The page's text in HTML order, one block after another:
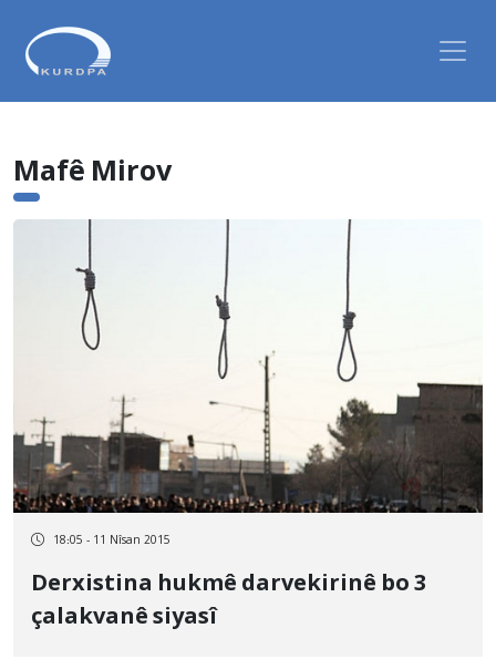
Mafê Mirov
18:05 - 11 Nîsan 2015
Derxistina hukmê darvekirinê bo 3
çalakvanê siyasî